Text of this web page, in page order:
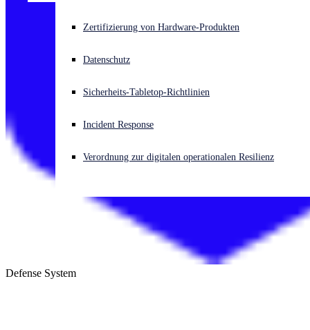
Akuter Cyberangriff? Fordern Sie Sofort-Hilfe an
Open language switcher
Zertifizierung von Hardware-Produkten
Datenschutz
Sicherheits-Tabletop-Richtlinien
Incident Response
Verordnung zur digitalen operationalen Resilienz
Defense System